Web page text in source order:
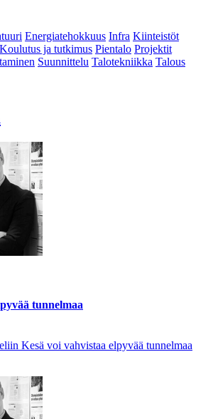
Energiatehokkuus Infra Kiinteistöt
Koulutus ja tutkimus Pientalo Projektit
Suunnittelu Talotekniikka Talous
tunnelmaa
Kesä voi vahvistaa elpyvää tunnelmaa